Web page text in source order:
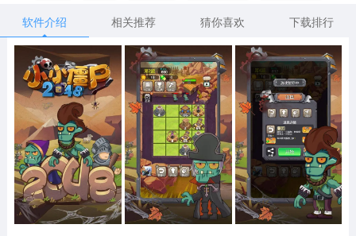
音乐舞蹈
269款应用
2716款应用
515款应用
其他
1654款应用
游戏助手
515款应用
MOD游戏
1056款应用
软件介绍
相关推荐 猜你喜欢 下载排行